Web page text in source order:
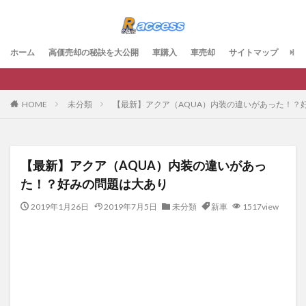
ホーム 高価売却の秘訣を大公開 車購入 車売却 サイトマップ お
HOME 未分類 【最新】アクア（AQUA）内装の違いがあった！？
【最新】アクア（AQUA）内装の違いがあっ
た！？好みの問題は大あり
2019年1月26日 2019年7月5日 未分類 新車 1517view